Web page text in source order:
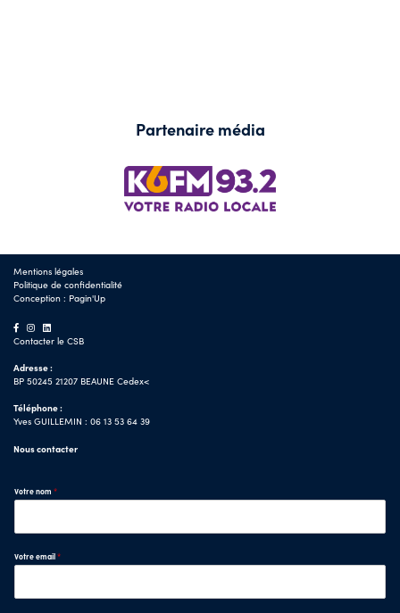
Partenaire média
Mentions légales
Politique de confidentialité
Conception : Pagin'Up
Contacter le CSB
Adresse :
BP 50245 21207 BEAUNE Cedex<
Téléphone :
Yves GUILLEMIN : 06 13 53 64 39
Nous contacter
Votre nom *
Votre email*